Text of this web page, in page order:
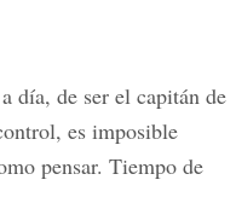
día, de ser el capitán de
es imposible
pensar. Tiempo de